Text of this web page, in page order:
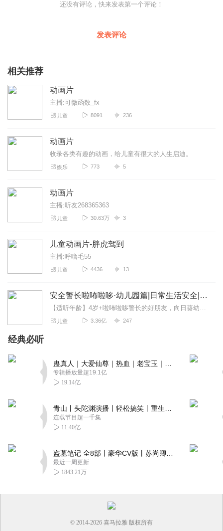
还没有评论，快来发表第一个评论！
发表评论
相关推荐
动画片
主播:可微函数_fx
儿童 8091 236
动画片
收录各类有趣的动画，给儿童有很大的人生启迪。
娱乐 773 5
动画片
主播:听友268365363
儿童 30.63万 3
儿童动画片-胖虎驾到
主播:呼噜毛55
儿童 4436 13
安全警长啦咘啦哆·幼儿园篇|日常生活安全|宝宝巴士
【适听年龄】4岁+啦咘啦哆警长的好朋友，向日葵幼儿园的橘猫老师突然失踪。为了找到橘猫老师，啦咘啦哆警长与杜兵警官来到了向日葵幼儿园找寻事件真相。没想到歹徒也已混...
儿童 3.36亿 247
经典必听
专辑播放量超19.1亿
19.14亿
连载节目超一千集
11.40亿
最近一周更新
1843.21万
© 2014-2026 喜马拉雅 版权所有